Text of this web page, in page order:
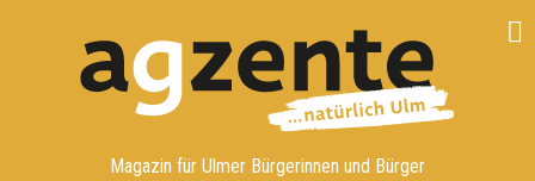
Magazin für Ulmer Bürgerinnen und Bürger